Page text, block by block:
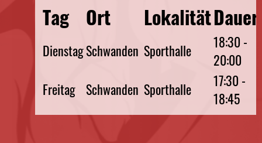
Tag
Ort LokalitätDauer
DienstagSchwanden Sporthalle
18:30 -
20:00
Freitag Schwanden Sporthalle
17:30 -
18:45